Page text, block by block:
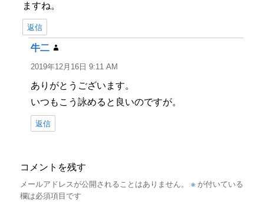
ますね。
返信
牛二
り:
2019年12月16日 9:11 AM
ありがとうございます。
いつもこう詠めると良いのですが。
返信
コメントを残す
メールアドレスが公開されることはありません。 ※ が付いている
欄は必須項目です